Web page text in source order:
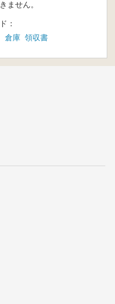
ません。
：
倉庫 領収書